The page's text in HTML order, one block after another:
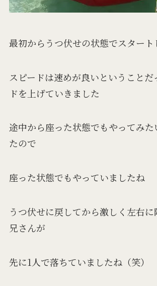
最初からうつ伏せの状態でスター
スピードは速めが良いということだ
ドを上げていきました
途中から座った状態でもやってみ
たので
座った状態でもやっていましたね
うつ伏せに戻してから激しく左右
兄さんが
先に1人で落ちていましたね（笑）